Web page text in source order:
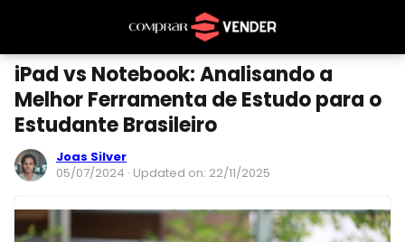
iPad vs Notebook: Analisando a
Melhor Ferramenta de Estudo para o
Estudante Brasileiro
Joas Silver
05/07/2024 · Updated on: 22/11/2025